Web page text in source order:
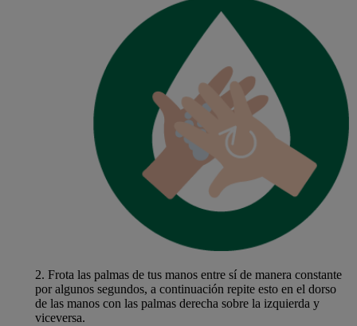
2. Frota las palmas de tus manos entre sí de manera constante
por algunos segundos, a continuación repite esto en el dorso
de las manos con las palmas derecha sobre la izquierda y
viceversa.